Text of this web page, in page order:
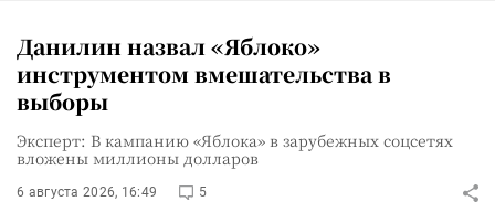
Данилин назвал «Яблоко»
инструментом вмешательства в
выборы
Эксперт: В кампанию «Яблока» в зарубежных соцсетях
вложены миллионы долларов
6 августа 2026, 16:49 5